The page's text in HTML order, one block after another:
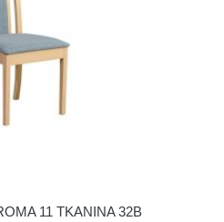
11 TKANINA 32B